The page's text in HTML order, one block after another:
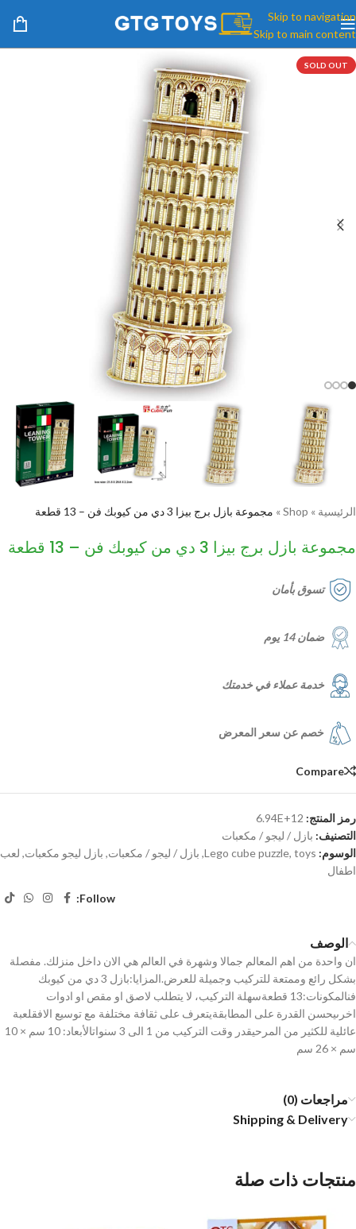
Skip to navigation
Skip to main content
SOLD OUT
الرئيسية »
Shop
» مجموعة بازل برج بيزا 3 دي من كيوبك فن – 13 قطعة
مجموعة بازل برج بيزا 3 دي من كيوبك فن – 13 قطعة
تسوق بأمان
ضمان 14 يوم
خدمة عملاء في خدمتك
خصم عن سعر المعرض
Compare
رمز المنتج: 6.94E+12
التصنيف: بازل / ليجو / مكعبات
الوسوم:
Lego cube puzzle, toys
, بازل / ليجو / مكعبات, بازل ليجو مكعبات, لعب
اطفال
Follow:
الوصف
ان واحدة من اهم المعالم جمالا وشهرة في العالم هي الان داخل منزلك. مفصلة
بشكل رائع وممتعة للتركيب وجميلة للعرض.المزايا:بازل 3 دي من كيوبك
فنالمكونات:13 قطعةسهلة التركيب، لا يتطلب لاصق او مقص او ادوات
اخرىيحسن القدرة على المطابقةيتعرف على ثقافة مختلفة مع توسيع الافقلعبة
عائلية للكثير من المرحيقدر وقت التركيب من 1 الى 3 سنواتالأبعاد: 10 سم × 10
سم × 26 سم
مراجعات (0)
Shipping & Delivery
منتجات ذات صلة